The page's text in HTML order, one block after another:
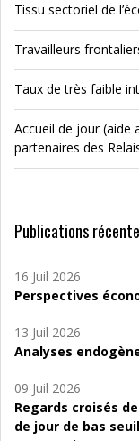
Tissu sectoriel de
Travailleurs
Taux de très faible
Accueil de jour (aide
partenaires des
Publications
16 Juil 2026
Perspectives
13 Juil 2026
Analyses
09 Juil 2026
Regards croisés
de jour de bas